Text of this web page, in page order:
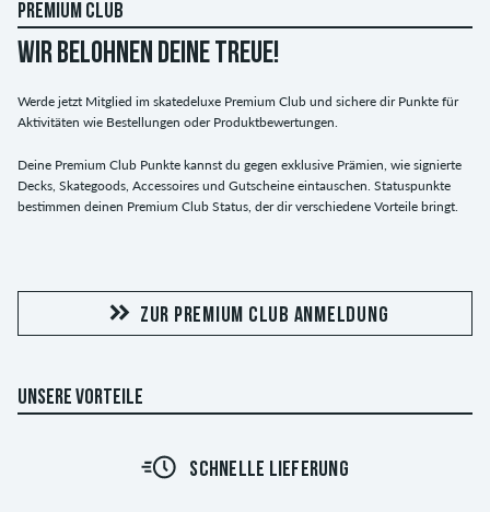
PREMIUM CLUB
WIR BELOHNEN DEINE TREUE!
Werde jetzt Mitglied im skatedeluxe Premium Club und sichere dir Punkte für
Aktivitäten wie Bestellungen oder Produktbewertungen.
Deine Premium Club Punkte kannst du gegen exklusive Prämien, wie signierte
Decks, Skategoods, Accessoires und Gutscheine eintauschen. Statuspunkte
bestimmen deinen Premium Club Status, der dir verschiedene Vorteile bringt.
ZUR PREMIUM CLUB ANMELDUNG
UNSERE VORTEILE
SCHNELLE LIEFERUNG